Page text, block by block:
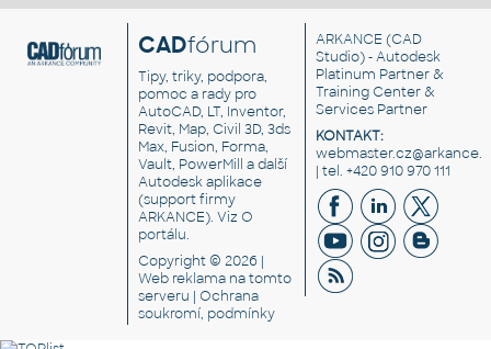
CADfórum
Tipy, triky, podpora,
pomoc a rady pro
AutoCAD, LT, Inventor,
Revit, Map, Civil 3D, 3ds
Max, Fusion, Forma,
Vault, PowerMill a další
Autodesk aplikace
(support firmy
ARKANCE). VizO
portálu.
Copyright © 2026 |
Web reklama na tomto
serveru |Ochrana
soukromí, podmínky
ARKANCE (CAD
Studio) - Autodesk
Platinum Partner &
Training Center &
Services Partner
KONTAKT:
| tel. +420 910 970 111